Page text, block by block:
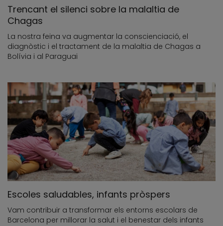
Trencant el silenci sobre la malaltia de
Chagas
La nostra feina va augmentar la conscienciació, el
diagnòstic i el tractament de la malaltia de Chagas a
Bolívia i al Paraguai
Escoles saludables, infants pròspers
Vam contribuir a transformar els entorns escolars de
Barcelona per millorar la salut i el benestar dels infants